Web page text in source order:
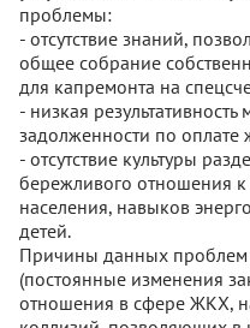
проблемы:
- отсутствие знаний,
общее собрание
для капремонта на
- низкая
задолженности по
- отсутствие культуры
бережливого отношения
населения, навыков
детей.
Причины данных проблем
(постоянные изменения
отношения в сфере ЖКХ,